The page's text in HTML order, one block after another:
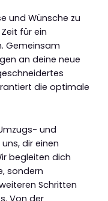
und Wünsche zu
für ein
Gemeinsam
an deine neue
die optimale
und
dir einen
begleiten dich
sondern
Schritten